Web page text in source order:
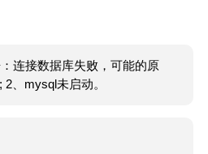
连接数据库失败，可能的原
、mysql未启动。